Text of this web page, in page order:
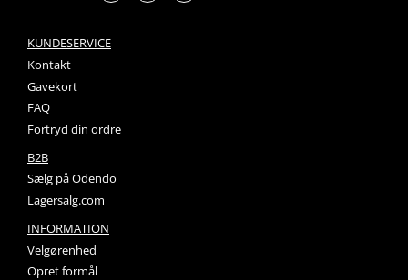
KUNDESERVICE
Kontakt
Gavekort
FAQ
Fortryd din ordre
B2B
Sælg på Odendo
Lagersalg.com
INFORMATION
Velgørenhed
Opret formål